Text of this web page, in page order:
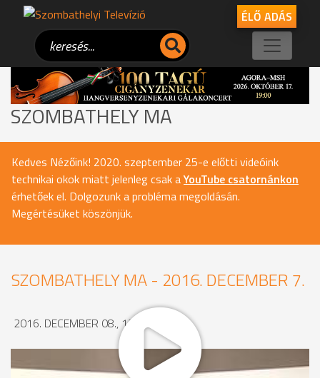
ÉLŐ ADÁS
SZOMBATHELY MA
Kedves Nézőink! 2020. szeptember 25-e előtti videóink
technikai okok miatt jelenleg csak aYouTube csatornánkon
érhetőek el. Dolgozunk a probléma megoldásán.
Megértésüket köszönjük.
SZOMBATHELY MA - 2016. DECEMBER 7.
2016. DECEMBER 08., 13:25